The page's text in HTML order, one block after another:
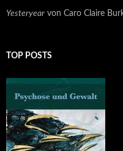
Yesteryear von Caro Claire
TOP POSTS